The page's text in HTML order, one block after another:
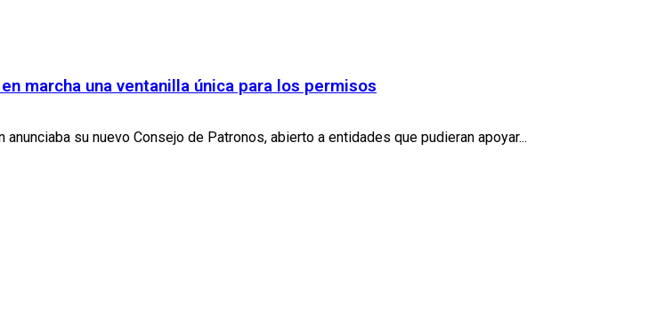
marcha una ventanilla única para los permisos
su nuevo Consejo de Patronos, abierto a entidades que pudieran apoyar...